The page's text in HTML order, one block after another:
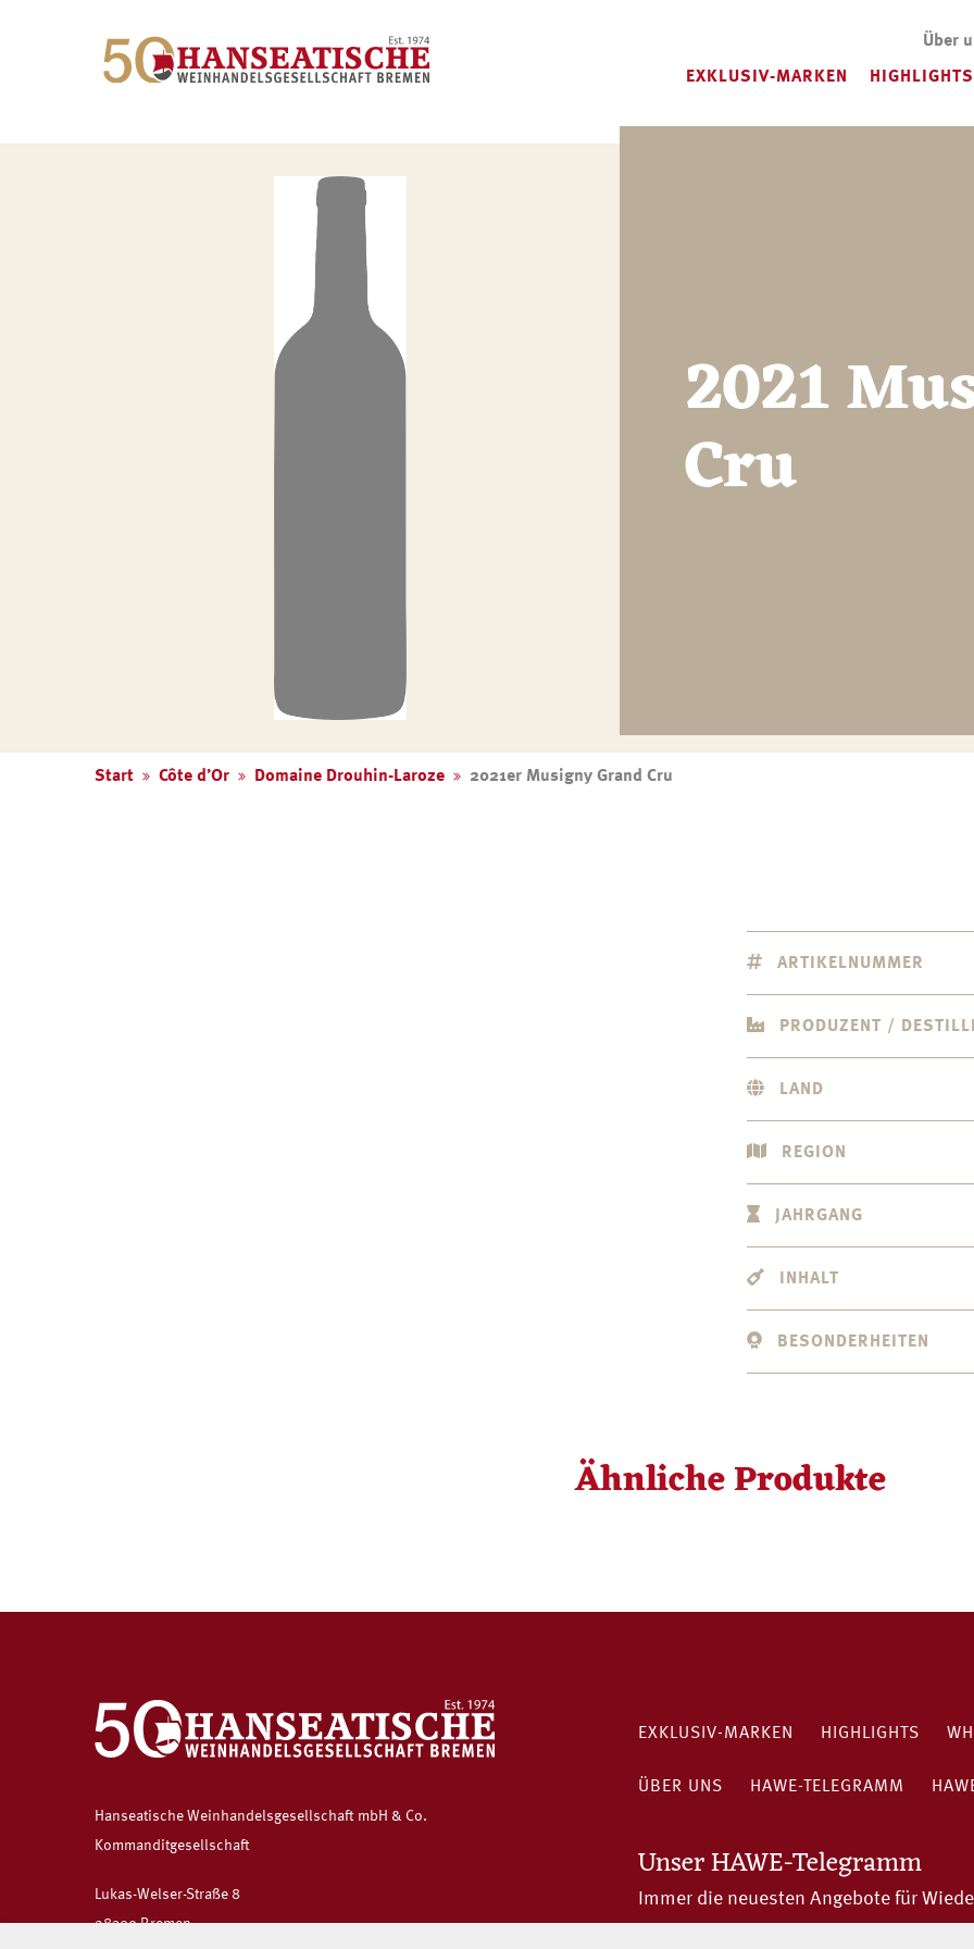
Über
EXKLUSIV-MARKEN HIGHLIGHTS
2021
Cru
Start Côte d’Or Domaine Drouhin-Laroze 2021er Musigny Grand Cru
ARTIKELNUMMER
PRODUZENT /
LAND
REGION
JAHRGANG
INHALT
BESONDERHEITEN
Ähnliche Produkte
Hanseatische Weinhandelsgesellschaft mbH & Co.
Kommanditgesellschaft
Lukas-Welser-Straße 8
28309 Bremen
EXKLUSIV-MARKEN HIGHLIGHTS
ÜBER UNS HAWE-TELEGRAMM
Unser HAWE-Telegramm
Immer die neuesten Angebote für